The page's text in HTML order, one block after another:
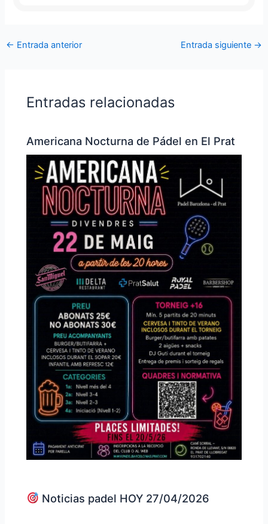
← Entrada anterior Entrada siguiente →
Entradas relacionadas
Americana Nocturna de Pádel en El Prat
Noticias padel HOY 27/04/2026